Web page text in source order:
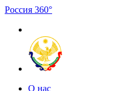
Россия 360°
О нас